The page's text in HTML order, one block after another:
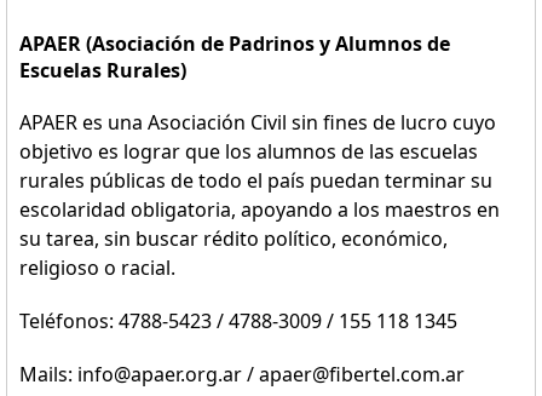
APAER (Asociación de Padrinos y Alumnos de
Escuelas Rurales)
APAER es una Asociación Civil sin fines de lucro cuyo
objetivo es lograr que los alumnos de las escuelas
rurales públicas de todo el país puedan terminar su
escolaridad obligatoria, apoyando a los maestros en
su tarea, sin buscar rédito político, económico,
religioso o racial.
Teléfonos: 4788-5423 / 4788-3009 / 155 118 1345
Mails: info@apaer.org.ar / apaer@fibertel.com.ar